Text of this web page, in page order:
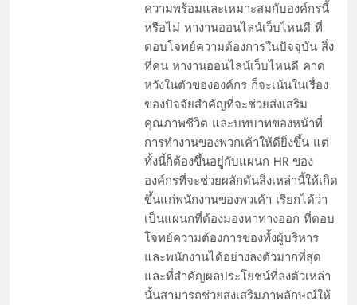
แนวความคิดการออกแบบ ฟาร์มกุ้งมังกร ให้
สามารถขยายพันธุ์ได้รวดเร็ว￼
การนำเทคโนโลยีเกี่ยวกับระบบการ ทําเรซูเม่ มา
ความพร้อมและเหมาะสมกับองค์กรนี้
หรือไม่ หางานออนไลน์เว็บไหนดี ที่
ตอบโจทย์ความต้องการในปัจจุบัน สิ่ง
ที่คน หางานออนไลน์เว็บไหนดี คาด
หวังในตัวขององค์กร ก็จะเน้นในเรื่อง
ของปัจจัยสำคัญที่จะช่วยส่งเสริม
คุณภาพชีวิต และบทบาทของหน้าที่
การทำงานของพวกเค้าให้ดียิ่งขึ้น แต่
ทั้งนี้ก็ต้องขึ้นอยู่กับแผนก HR ของ
องค์กรที่จะช่วยผลักดันสิ่งเหล่านี้ให้เกิด
ขึ้นแก่พนักงานของพวเค้า เรียกได้ว่า
เป็นแผนกที่ต้องมองหาทางออก ที่ตอบ
โจทย์ความต้องการของทั้งผู้บริหาร
และพนักงานได้อย่างลงตัวมากที่สุด
และที่สำคัญผลประโยชน์ที่ลงตัวเหล่า
นั้นสามารถช่วยส่งเสริมภาพลักษณ์ให้